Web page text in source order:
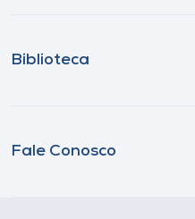
Biblioteca
Fale Conosco